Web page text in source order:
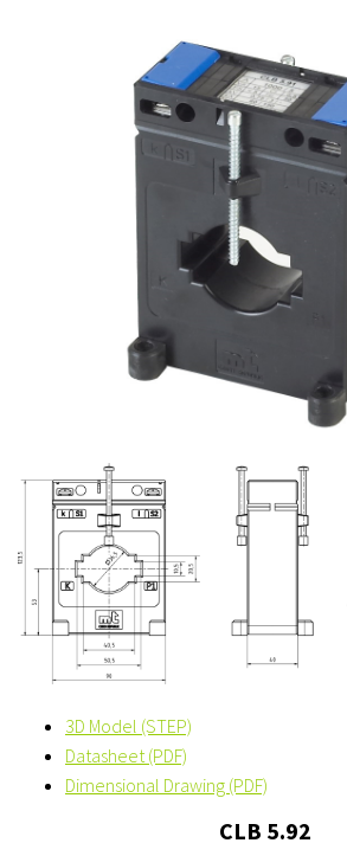
3D Model (STEP)
Datasheet (PDF)
Dimensional Drawing (PDF)
CLB 5.92